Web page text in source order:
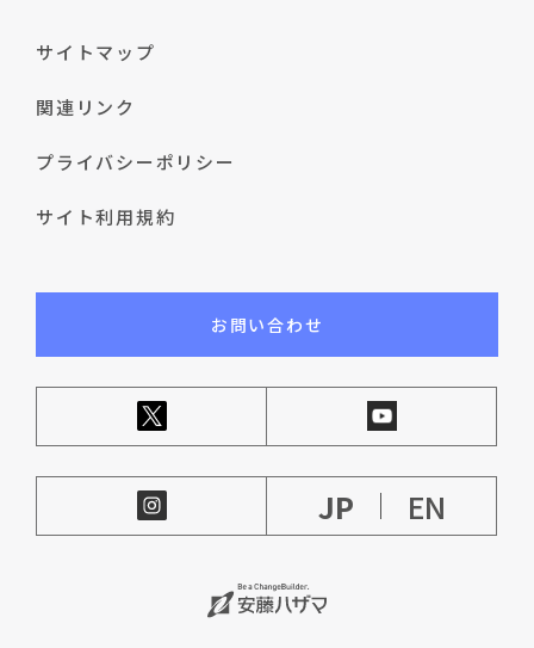
サイトマップ
関連リンク
プライバシーポリシー
サイト利用規約
お問い合わせ
JP EN